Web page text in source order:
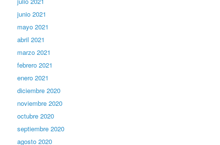
junio 2021
mayo 2021
abril 2021
marzo 2021
febrero 2021
enero 2021
diciembre 2020
noviembre 2020
octubre 2020
septiembre 2020
agosto 2020